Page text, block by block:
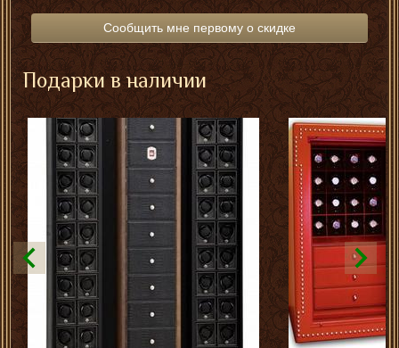
Сообщить мне первому о скидке
Подарки в наличии